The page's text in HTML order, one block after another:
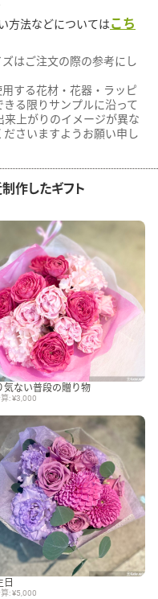
方法などについてはこち
はご注文の際の参考にし
する花材・花器・ラッピ
る限りサンプルに沿って
上がりのイメージが異な
さいますようお願い申し
作したギフト
気ない普段の贈り物
: ¥3,000
日
: ¥5,000